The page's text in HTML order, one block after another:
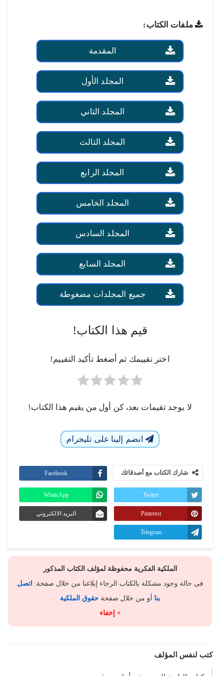
ملفات الكتاب:
المقدمة
المجلد الأول
المجلد الثاني
المجلد الثالث
المجلد الرابع
المجلد الخامس
المجلد السادس
المجلد السايع
جميع المجلدات مضغوطة
قيم هذا الكتاب!
اختر تقييمك ثم أضغط تأكيد التقييم!
لا يوجد تقيمات بعد، كن أول من يقيم هذا الكتاب!
انضم إلينا على تليجرام
شارك الكتاب مع أصدقائك Facebook
Twitter
WhatsApp
Pinterest البريد الالكتروني
Telegram
الملكية الفكرية محفوظة لمؤلف الكتاب المذكور
فى حالة وجود مشكلة بالكتاب الرجاء إبلاغنا من خلال صفحة: اتصل
بنا أو من خلال صفحة حقوق الملكية
× إخفاء
كتب لنفس المؤلف